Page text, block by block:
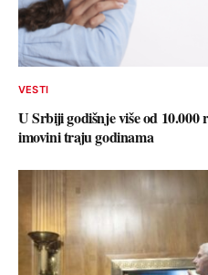
VESTI
U Srbiji godišnje više od 10.000
imovini traju godinama